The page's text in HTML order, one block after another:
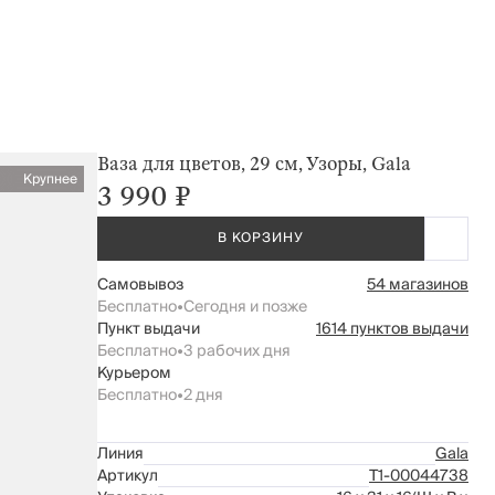
Крупнее
Ваза для цветов, 29 см, Узоры, Gala
3 990 ₽
В КОРЗИНУ
Самовывоз
54 магазинов
Бесплатно•Сегодня и позже
Пункт выдачи
1614 пунктов выдачи
Бесплатно•3 рабочих дня
Курьером
Бесплатно•2 дня
Линия
Gala
Артикул
Т1-00044738